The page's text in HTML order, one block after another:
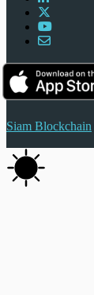
Siam Blockchain